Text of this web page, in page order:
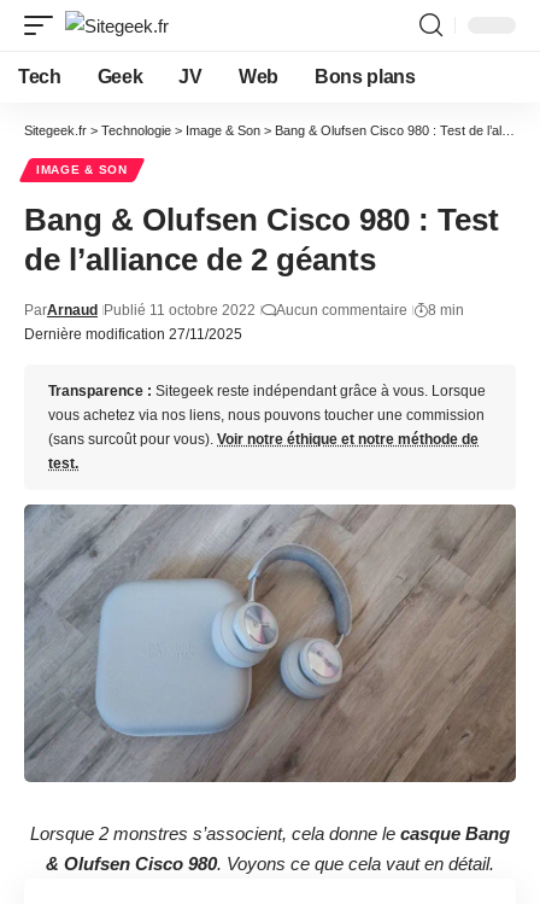
Tech Geek JV Web Bons plans
Sitegeek.fr > Technologie > Image & Son > Bang & Olufsen Cisco 980 : Test de l’alliance de 2 géants
IMAGE & SON
Bang & Olufsen Cisco 980 : Test
de l’alliance de 2 géants
Dernière modification 27/11/2025
ParArnaud Publié 11 octobre 2022 Aucun commentaire 8 min
Transparence : Sitegeek reste indépendant grâce à vous. Lorsque
vous achetez via nos liens, nous pouvons toucher une commission
(sans surcoût pour vous). Voir notre éthique et notre méthode de
test.
Lorsque 2 monstres s’associent, cela donne le casque Bang
& Olufsen Cisco 980. Voyons ce que cela vaut en détail.